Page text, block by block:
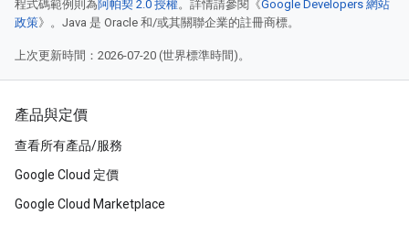
程式碼範例則為阿帕契 2.0 授權。詳情請參閱《Google Developers 網站
政策》。Java 是 Oracle 和/或其關聯企業的註冊商標。
上次更新時間：2026-07-20 (世界標準時間)。
產品與定價
查看所有產品/服務
Google Cloud 定價
Google Cloud Marketplace